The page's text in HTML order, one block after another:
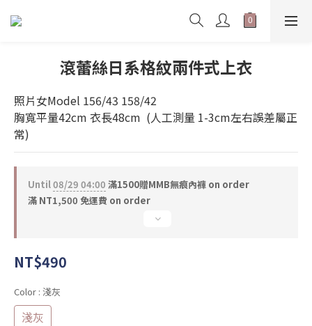
滾蕾絲日系格紋兩件式上衣
照片女Model 156/43 158/42
胸寬平量42cm 衣長48cm  (人工測量 1-3cm左右誤差屬正
常)
Until08/29 04:00 滿1500贈MMB無痕內褲 on order
滿 NT1,500 免運費 on order
NT$490
Color : 淺灰
淺灰